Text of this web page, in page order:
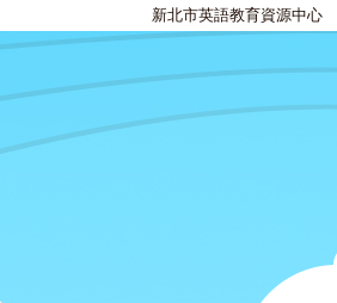
新北市英語教育資源中心